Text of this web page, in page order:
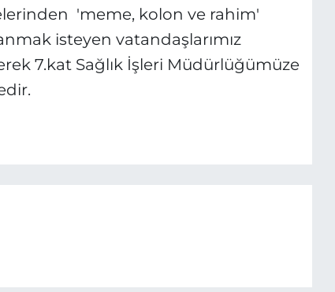
'meme, kolon ve rahim'
isteyen vatandaşlarımız
7.kat Sağlık İşleri Müdürlüğümüze